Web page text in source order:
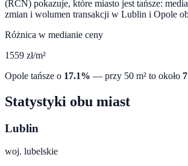
(RCN) pokazuje, które miasto jest tańsze:
zmian i wolumen transakcji w Lublin i Opole
Różnica w medianie ceny
1559 zł/m²
Opole tańsze o 17.1% — przy 50 m² to około
Statystyki obu miast
Lublin
woj. lubelskie